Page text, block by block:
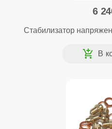
6
Стабилизатор